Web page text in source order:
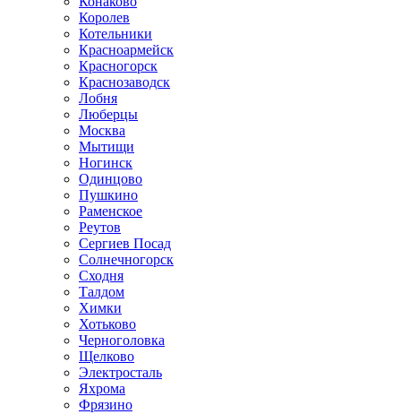
Королев
Котельники
Красноармейск
Красногорск
Краснозаводск
Лобня
Люберцы
Москва
Мытищи
Ногинск
Одинцово
Пушкино
Раменское
Реутов
Сергиев Посад
Солнечногорск
Сходня
Талдом
Химки
Хотьково
Черноголовка
Щелково
Электросталь
Яхрома
Фрязино